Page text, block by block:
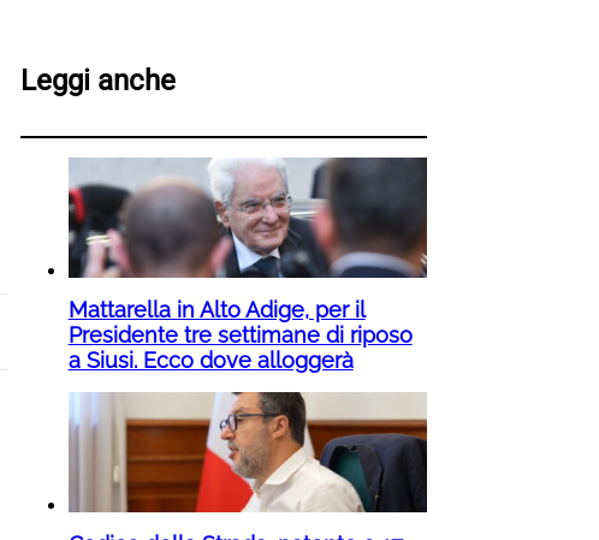
Leggi anche
Mattarella in Alto Adige, per il
Presidente tre settimane di riposo
a Siusi. Ecco dove alloggerà